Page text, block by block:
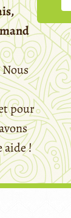
Nous
pour
aide !